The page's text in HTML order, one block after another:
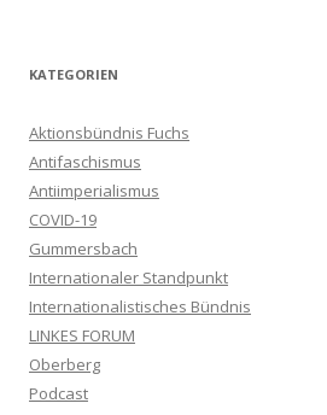
KATEGORIEN
Aktionsbündnis Fuchs
Antifaschismus
Antiimperialismus
COVID-19
Gummersbach
Internationaler Standpunkt
Internationalistisches Bündnis
LINKES FORUM
Oberberg
Podcast